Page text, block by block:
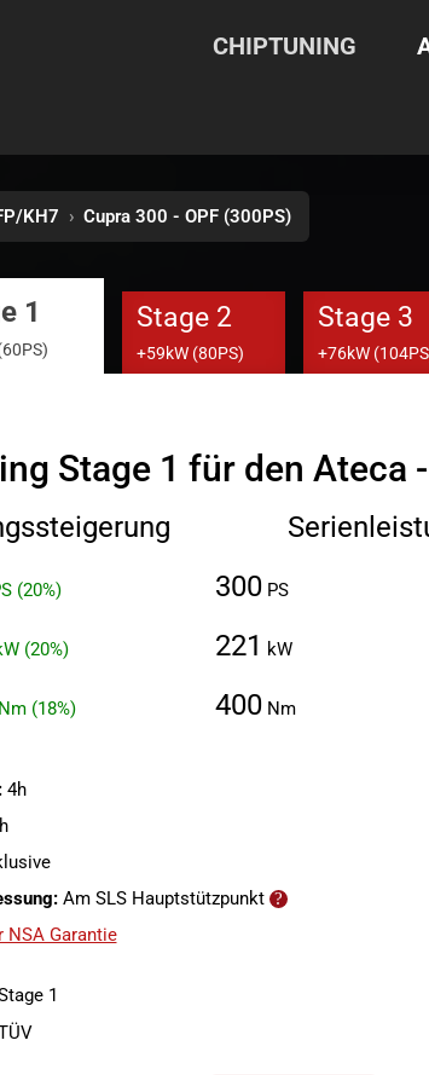
CHIPTUNING
KH7 › Cupra 300 - OPF (300PS)
1 Stage 2
+59kW (80PS)
Stage 3
+76kW
Stage 1 für den Ateca
(20%) 300 PS
(20%) 221 kW
(18%) 400 Nm
4h
Am SLS Hauptstützpunkt
NSA Garantie
1